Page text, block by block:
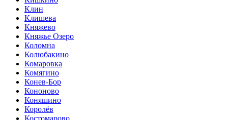
Клин
Клишева
Княжево
Княжье Озеро
Коломна
Колюбакино
Комаровка
Комягино
Конев-Бор
Кононово
Коняшино
Королёв